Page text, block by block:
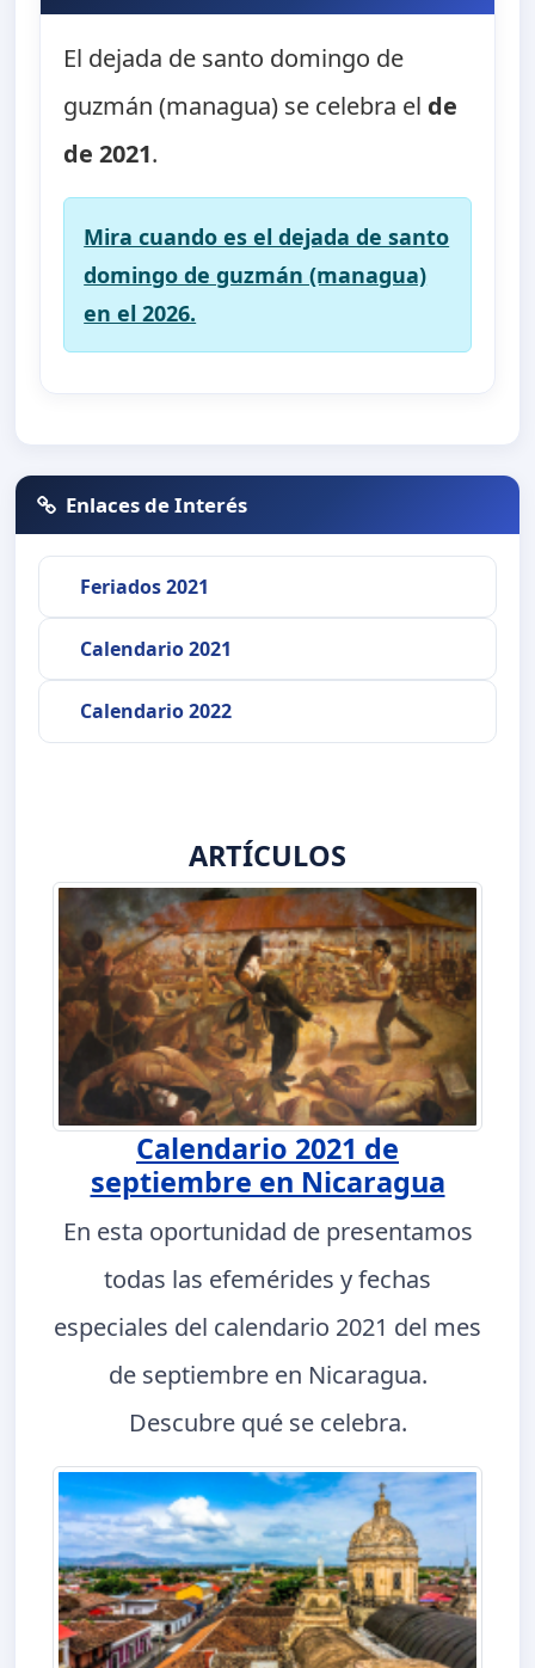
El dejada de santo domingo de
guzmán (managua) se celebra el de
de 2021.
Mira cuando es el dejada de santo
domingo de guzmán (managua)
en el 2026.
Enlaces de Interés
Feriados 2021
Calendario 2021
Calendario 2022
ARTÍCULOS
Calendario 2021 de
septiembre en Nicaragua
En esta oportunidad de presentamos
todas las efemérides y fechas
especiales del calendario 2021 del mes
de septiembre en Nicaragua.
Descubre qué se celebra.